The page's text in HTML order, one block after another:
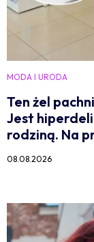
MODA I URODA
Ten żel
Jest
rodziną. Na
08.08.2026